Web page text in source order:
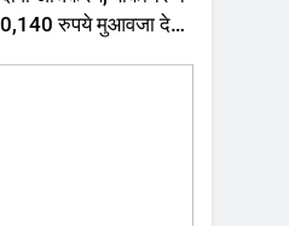
रुपये मुआवजा देने